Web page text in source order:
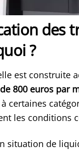
des
?
est construite
800 euros par
certaines
les conditions
situation de